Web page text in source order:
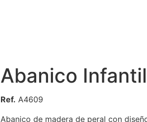
Abanico
Ref. A4609
Abanico de madera de peral con